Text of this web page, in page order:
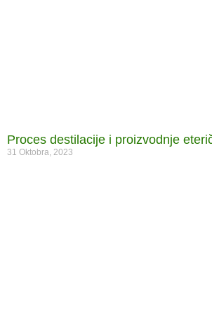
Proces destilacije i proizvodnje
31 Oktobra, 2023